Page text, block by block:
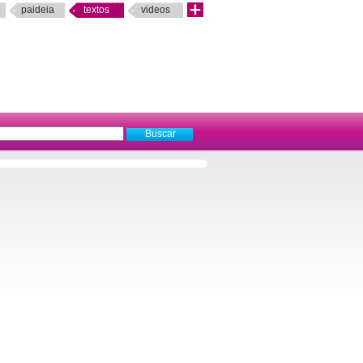
paideia textos videos